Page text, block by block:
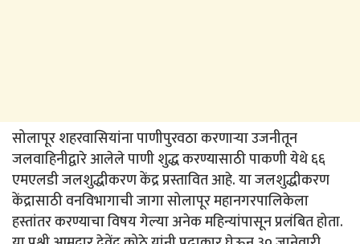
सोलापूर शहरवासियांना पाणीपुरवठा करणाऱ्या उजनीतून
जलवाहिनीद्वारे आलेले पाणी शुद्ध करण्यासाठी पाकणी येथे ६६
एमएलडी जलशुद्धीकरण केंद्र प्रस्तावित आहे. या जलशुद्धीकरण
केंद्रासाठी वनविभागाची जागा सोलापूर महानगरपालिकेला
हस्तांतर करण्याचा विषय गेल्या अनेक महिन्यांपासून प्रलंबित होता.